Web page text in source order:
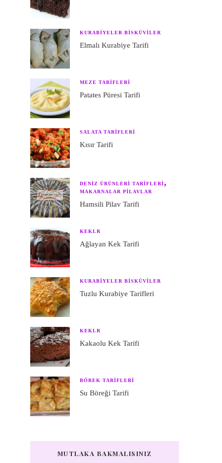
KURABIYELER BISKÜVILER
Elmalı Kurabiye Tarifi
MEZE TARIFLERI
Patates Püresi Tarifi
SALATA TARIFLERI
Kısır Tarifi
DENIZ ÜRÜNLERI TARIFLERI
MAKARNALAR PILAVLAR
Hamsili Pilav Tarifi
KEKLR
Ağlayan Kek Tarifi
KURABIYELER BISKÜVILER
Tuzlu Kurabiye Tarifleri
KEKLR
Kakaolu Kek Tarifi
BÖREK TARIFLERI
Su Böreği Tarifi
MUTLAKA BAKMALISINIZ